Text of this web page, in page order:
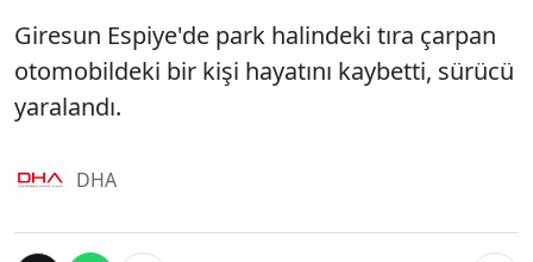
Giresun Espiye'de park halindeki tıra çarpan
otomobildeki bir kişi hayatını kaybetti, sürücü
yaralandı.
DHA